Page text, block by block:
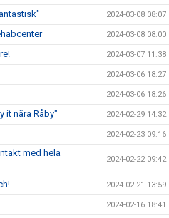
2024-03-08 08:07
2024-03-08 08:00
2024-03-07 11:38
2024-03-06 18:27
2024-03-06 18:26
it nära Råby" 2024-02-29 14:32
2024-02-23 09:16
med hela
2024-02-22 09:42
2024-02-21 13:59
2024-02-16 18:41